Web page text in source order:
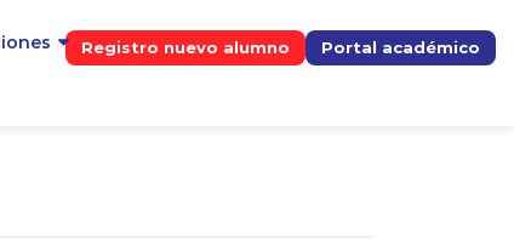
Registro nuevo alumno Portal académico